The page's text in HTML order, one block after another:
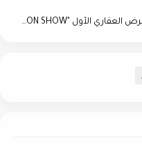
تحت رعاية وزارة الإسكان ..انطلاق المعرض العقاري الأول "THE ICON SHOW" بالدمام برعاية وزارة الإسكان المصرية